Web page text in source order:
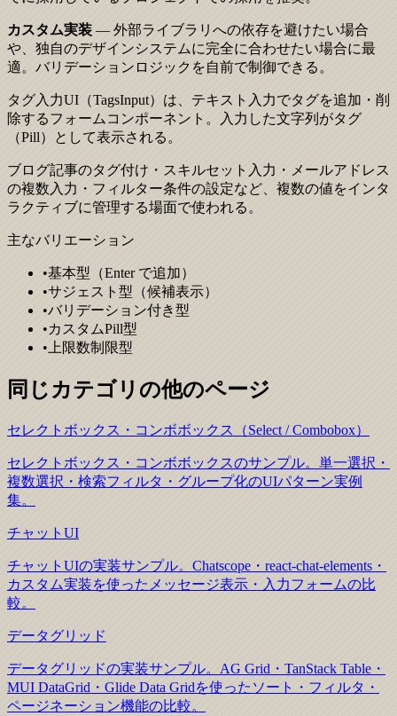
カスタム実装 — 外部ライブラリへの依存を避けたい場合
や、独自のデザインシステムに完全に合わせたい場合に最
適。バリデーションロジックを自前で制御できる。
タグ入力UI（TagsInput）は、テキスト入力でタグを追加・削
除するフォームコンポーネント。入力した文字列がタグ
（Pill）として表示される。
ブログ記事のタグ付け・スキルセット入力・メールアドレス
の複数入力・フィルター条件の設定など、複数の値をインタ
ラクティブに管理する場面で使われる。
主なバリエーション
•基本型（Enter で追加）
•サジェスト型（候補表示）
•バリデーション付き型
•カスタムPill型
• 上限数制限型
同じカテゴリの他のページ
セレクトボックス・コンボボックス（Select / Combobox）
セレクトボックス・コンボボックスのサンプル。単一選択・
複数選択・検索フィルタ・グループ化のUIパターン実例
集。
チャットUI
チャットUIの実装サンプル。Chatscope・react-chat-elements・
カスタム実装を使ったメッセージ表示・入力フォームの比
較。
データグリッド
データグリッドの実装サンプル。AG Grid・TanStack Table・
MUI DataGrid・Glide Data Gridを使ったソート・フィルタ・
ページネーション機能の比較。